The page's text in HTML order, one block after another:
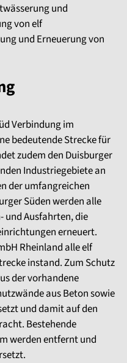
und
von elf
und Erneuerung von
Verbindung im
bedeutende Strecke für
zudem den Duisburger
Industriegebiete an
der umfangreichen
Süden werden alle
und Ausfahrten, die
erneuert.
Rheinland alle elf
instand. Zum Schutz
der vorhandene
aus Beton sowie
und damit auf den
Bestehende
werden entfernt und